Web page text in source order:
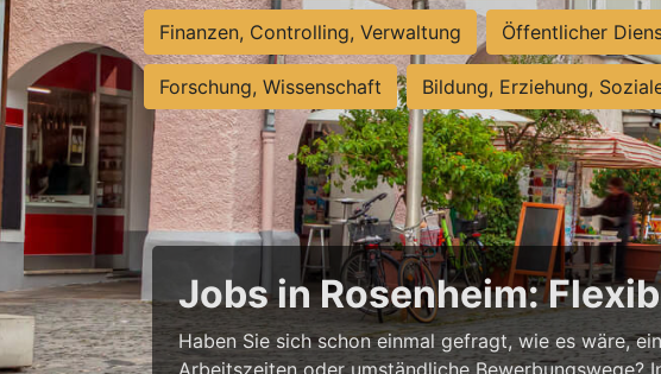
Finanzen, Controlling, Verwaltung Öffentlicher
Forschung, Wissenschaft Bildung, Erziehung,
Jobs in Rosenheim:
Haben Sie sich schon einmal gefragt, wie es wäre,